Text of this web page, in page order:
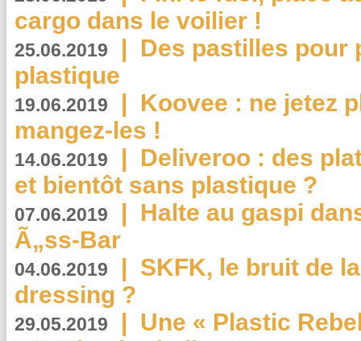
cargo dans le voilier !
25.06.2019 | Des pastilles pour
plastique
19.06.2019 | Koovee : ne jetez
mangez-les !
14.06.2019 | Deliveroo : des
et bientôt sans plastique ?
07.06.2019 | Halte au gaspi
Ã„ss-Bar
04.06.2019 | SKFK, le bruit de
dressing ?
29.05.2019 | Une « Plastic